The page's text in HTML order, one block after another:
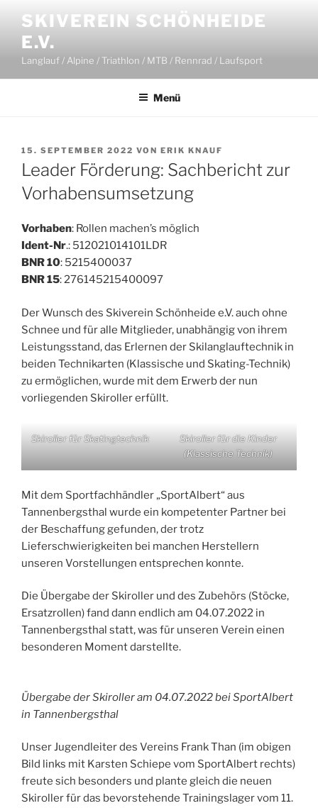
Inhalt
springen
SKIVEREIN SCHÖNHEIDE
E.V.
Langlauf / Alpine / Triathlon / MTB / Rennrad / Laufsport
Menü
VERÖFFENTLICHT
AM
15. SEPTEMBER 2022 VON ERIK KNAUF
Leader Förderung: Sachbericht zur
Vorhabensumsetzung
Vorhaben: Rollen machen’s möglich
Ident-Nr.: 512021014101LDR
BNR 10: 5215400037
BNR 15: 276145215400097
Der Wunsch des Skiverein Schönheide e.V. auch ohne
Schnee und für alle Mitglieder, unabhängig von ihrem
Leistungsstand, das Erlernen der Skilanglauftechnik in
beiden Technikarten (Klassische und Skating-Technik)
zu ermöglichen, wurde mit dem Erwerb der nun
vorliegenden Skiroller erfüllt.
Skiroller für Skatingtechnik
Skiroller für die Kinder
(Klassische Technik)
Mit dem Sportfachhändler „SportAlbert“ aus
Tannenbergsthal wurde ein kompetenter Partner bei
der Beschaffung gefunden, der trotz
Lieferschwierigkeiten bei manchen Herstellern
unseren Vorstellungen entsprechen konnte.
Die Übergabe der Skiroller und des Zubehörs (Stöcke,
Ersatzrollen) fand dann endlich am 04.07.2022 in
Tannenbergsthal statt, was für unseren Verein einen
besonderen Moment darstellte.
Übergabe der Skiroller am 04.07.2022 bei SportAlbert
in Tannenbergsthal
Unser Jugendleiter des Vereins Frank Than (im obigen
Bild links mit Karsten Schiepe vom SportAlbert rechts)
freute sich besonders und plante gleich die neuen
Skiroller für das bevorstehende Trainingslager vom 11.